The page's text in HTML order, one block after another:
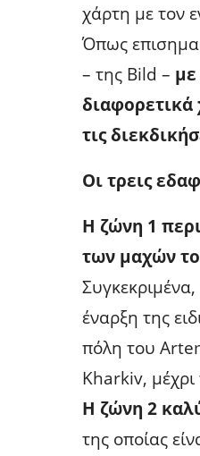
χάρτη με τον
Όπως
– της Bild – με
τις
Οι τρεις
Η ζώνη 1
των μαχών
έναρξη της
πόλη του
Kharkiv,
H ζώνη 2
της οποίας